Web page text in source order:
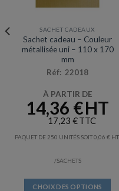
SACHET CADEAUX
Sachet cadeau – Couleur
métallisée uni – 110 x 170
mm
Réf: 22018
À PARTIR DE
14,36 €
17,23 €
PAQUET DE 250 UNITÉS SOIT0,06 €
/SACHETS
CHOIX DES OPTIONS